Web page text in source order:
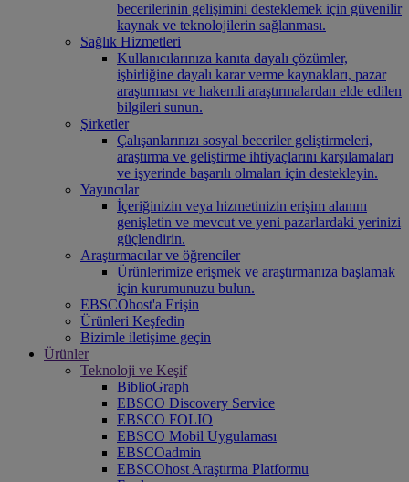
becerilerinin gelişimini desteklemek için güvenilir
kaynak ve teknolojilerin sağlanması.
Sağlık Hizmetleri
Kullanıcılarınıza kanıta dayalı çözümler,
işbirliğine dayalı karar verme kaynakları, pazar
araştırması ve hakemli araştırmalardan elde edilen
bilgileri sunun.
Şirketler
Çalışanlarınızı sosyal beceriler geliştirmeleri,
araştırma ve geliştirme ihtiyaçlarını karşılamaları
ve işyerinde başarılı olmaları için destekleyin.
Yayıncılar
İçeriğinizin veya hizmetinizin erişim alanını
genişletin ve mevcut ve yeni pazarlardaki yerinizi
güçlendirin.
Araştırmacılar ve öğrenciler
Ürünlerimize erişmek ve araştırmanıza başlamak
için kurumunuzu bulun.
EBSCOhost'a Erişin
Ürünleri Keşfedin
Bizimle iletişime geçin
Ürünler
Teknoloji ve Keşif
BiblioGraph
EBSCO Discovery Service
EBSCO FOLIO
EBSCO Mobil Uygulaması
EBSCOadmin
EBSCOhost Araştırma Platformu